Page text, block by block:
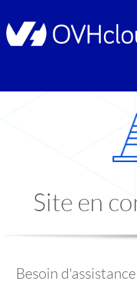
Site en
Besoin